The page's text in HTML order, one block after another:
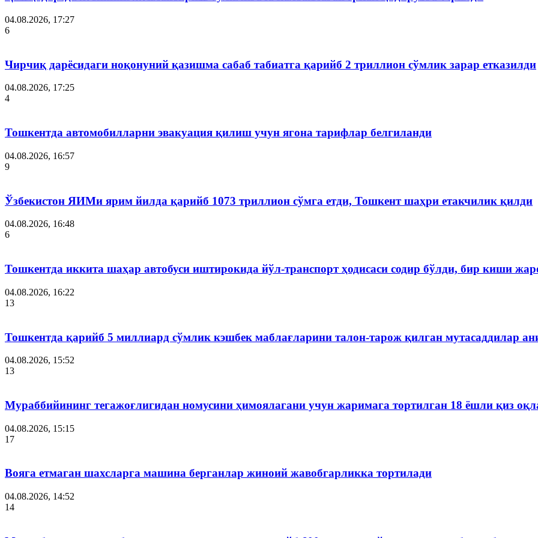
04.08.2026, 17:27
6
Чирчиқ дарёсидаги ноқонуний қазишма сабаб табиатга қарийб 2 триллион сўмлик зарар етказилди
04.08.2026, 17:25
4
Тошкентда автомобилларни эвакуация қилиш учун ягона тарифлар белгиланди
04.08.2026, 16:57
9
Ўзбекистон ЯИМи ярим йилда қарийб 1073 триллион сўмга етди, Тошкент шаҳри етакчилик қилди
04.08.2026, 16:48
6
Тошкентда иккита шаҳар автобуси иштирокида йўл-транспорт ҳодисаси содир бўлди, бир киши
04.08.2026, 16:22
13
Тошкентда қарийб 5 миллиард сўмлик кэшбек маблағларини талон-тарож қилган мутасаддилар
04.08.2026, 15:52
13
Мураббийининг тегажоғлигидан номусини ҳимоялагани учун жаримага тортилган 18 ёшли қиз
04.08.2026, 15:15
17
Вояга етмаган шахсларга машина берганлар жиноий жавобгарликка тортилади
04.08.2026, 14:52
14